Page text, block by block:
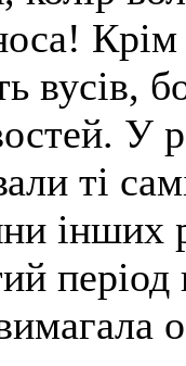
Крім
вусів,
У
ті
інших
період